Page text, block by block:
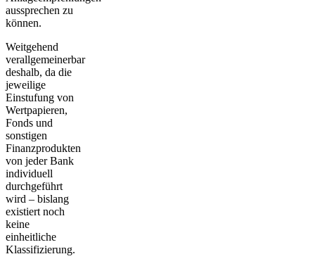
aussprechen zu
können.
Weitgehend
verallgemeinerbar
deshalb, da die
jeweilige
Einstufung von
Wertpapieren,
Fonds und
sonstigen
Finanzprodukten
von jeder Bank
individuell
durchgeführt
wird – bislang
existiert noch
keine
einheitliche
Klassifizierung.